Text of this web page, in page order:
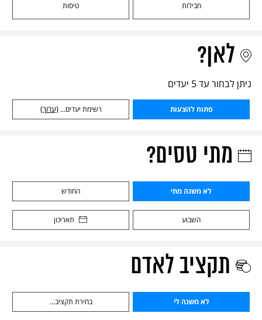
חבילות טיסות
לאן?
ניתן לבחור עד 5 יעדים
פתוח להצעות רשימת יעדים... (ערוך)
מתי טסים?
לא משנה מתי החודש
השבוע תאריכון
תקציב לאדם
לא משנה לי בחירת תקציב...